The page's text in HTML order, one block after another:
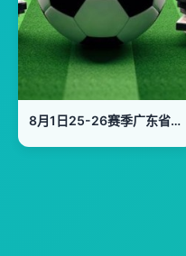
8月1日25-26赛季广东省城市足球超级联赛 河源VS东莞